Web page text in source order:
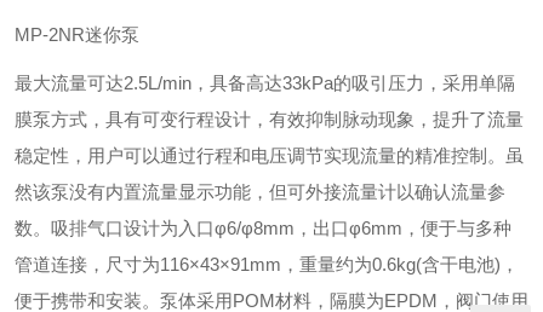
‌MP-2NR迷你泵‌
最大流量可达2.5L/min，具备高达33kPa的吸引压力，采用单隔
膜泵方式，具有可变行程设计，有效抑制脉动现象，提升了流量
稳定性，用户可以通过行程和电压调节实现流量的精准控制。虽
然该泵没有内置流量显示功能，但可外接流量计以确认流量参
数。吸排气口设计为入口φ6/φ8mm，出口φ6mm，便于与多种
管道连接，尺寸为116×43×91mm，重量约为0.6kg(含干电池)，
便于携带和安装。泵体采用POM材料，隔膜为EPDM，阀门使用